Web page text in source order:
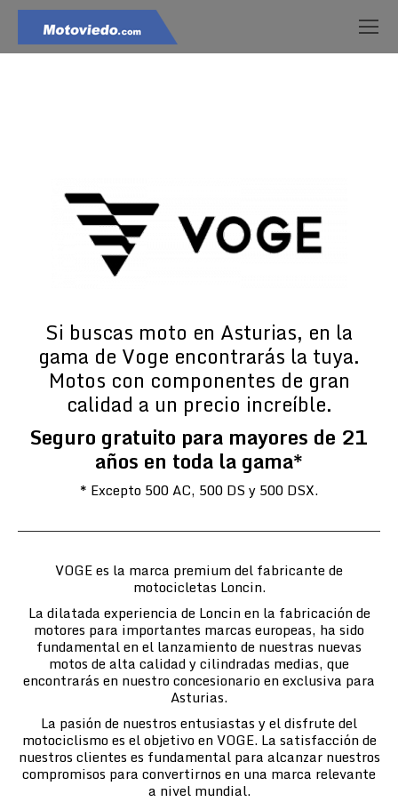
Si buscas moto en Asturias, en la
gama de Voge encontrarás la tuya.
Motos con componentes de gran
calidad a un precio increíble.
Seguro gratuito para mayores de 21
años en toda la gama*
* Excepto 500 AC, 500 DS y 500 DSX.
VOGE es la marca premium del fabricante de
motocicletas Loncin.
La dilatada experiencia de Loncin en la fabricación de
motores para importantes marcas europeas, ha sido
fundamental en el lanzamiento de nuestras nuevas
motos de alta calidad y cilindradas medias, que
encontrarás en nuestro concesionario en exclusiva para
Asturias.
La pasión de nuestros entusiastas y el disfrute del
motociclismo es el objetivo en VOGE. La satisfacción de
nuestros clientes es fundamental para alcanzar nuestros
compromisos para convertirnos en una marca relevante
a nivel mundial.